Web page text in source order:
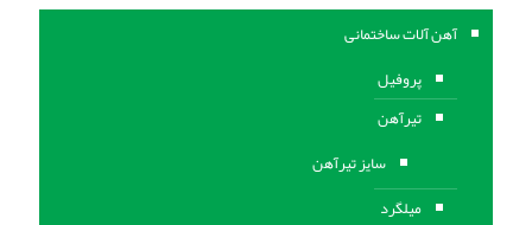
آهن آلات ساختمانی
پروفیل
تیرآهن
سایز تیرآهن
میلگرد